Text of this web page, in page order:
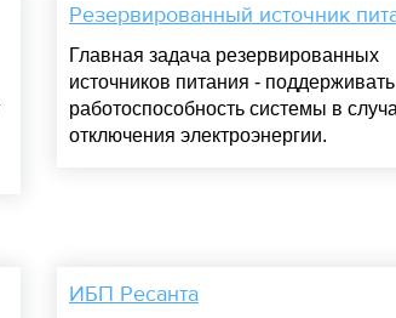
Резервированный источник
Главная задача резервированных
источников питания - поддерживать
работоспособность системы в
отключения электроэнергии.
ИБП Ресанта